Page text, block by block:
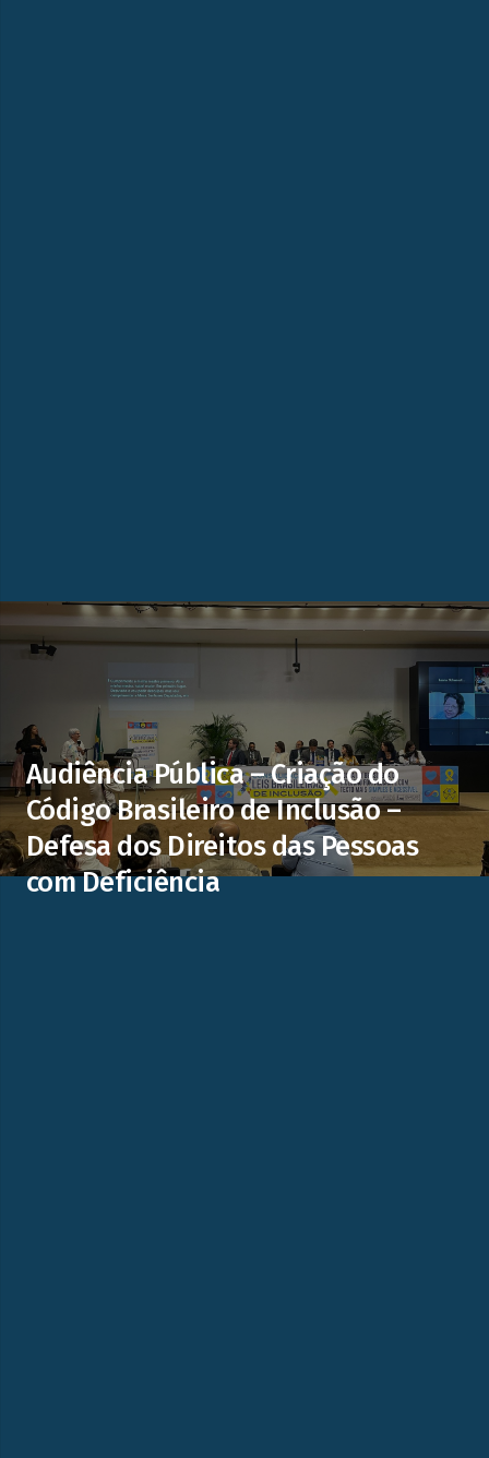
Audiência Pública – Criação do
Código Brasileiro de Inclusão –
Defesa dos Direitos das Pessoas
com Deficiência